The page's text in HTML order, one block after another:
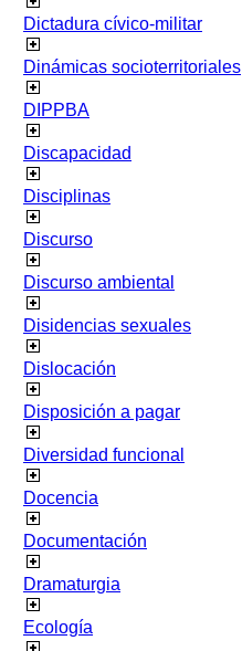
Dictadura cívico-militar
Dinámicas socioterritoriales
DIPPBA
Discapacidad
Disciplinas
Discurso
Discurso ambiental
Disidencias sexuales
Dislocación
Disposición a pagar
Diversidad funcional
Docencia
Documentación
Dramaturgia
Ecología